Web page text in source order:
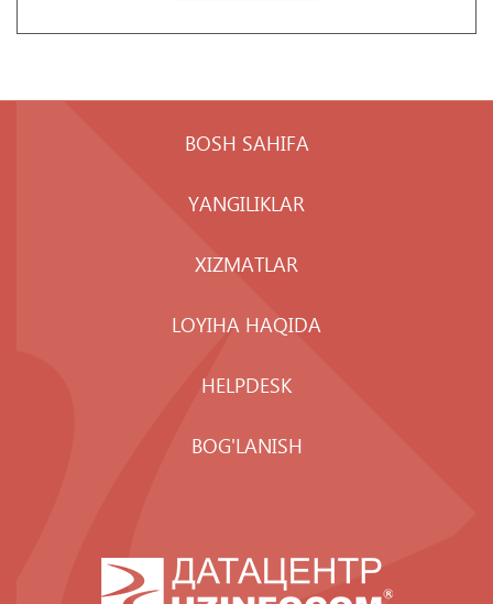
BOSH SAHIFA
YANGILIKLAR
XIZMATLAR
LOYIHA HAQIDA
HELPDESK
BOG'LANISH